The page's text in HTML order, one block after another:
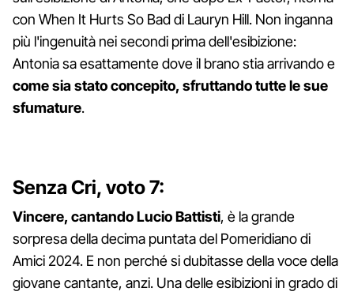
con When It Hurts So Bad di Lauryn Hill. Non inganna
più l'ingenuità nei secondi prima dell'esibizione:
Antonia sa esattamente dove il brano stia arrivando e
come sia stato concepito, sfruttando tutte le sue
sfumature.
Senza Cri, voto 7:
Vincere, cantando Lucio Battisti, è la grande
sorpresa della decima puntata del Pomeridiano di
Amici 2024. E non perché si dubitasse della voce della
giovane cantante, anzi. Una delle esibizioni in grado di